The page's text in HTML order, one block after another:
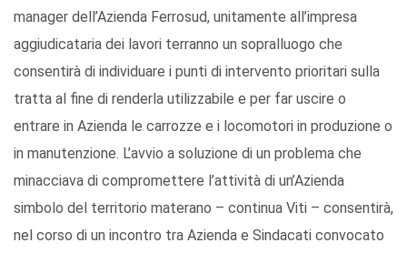
manager dell’Azienda Ferrosud, unitamente all’impresa
aggiudicataria dei lavori terranno un sopralluogo che
consentirà di individuare i punti di intervento prioritari sulla
tratta al fine di renderla utilizzabile e per far uscire o
entrare in Azienda le carrozze e i locomotori in produzione o
in manutenzione. L’avvio a soluzione di un problema che
minacciava di compromettere l’attività di un’Azienda
simbolo del territorio materano – continua Viti – consentirà,
nel corso di un incontro tra Azienda e Sindacati convocato